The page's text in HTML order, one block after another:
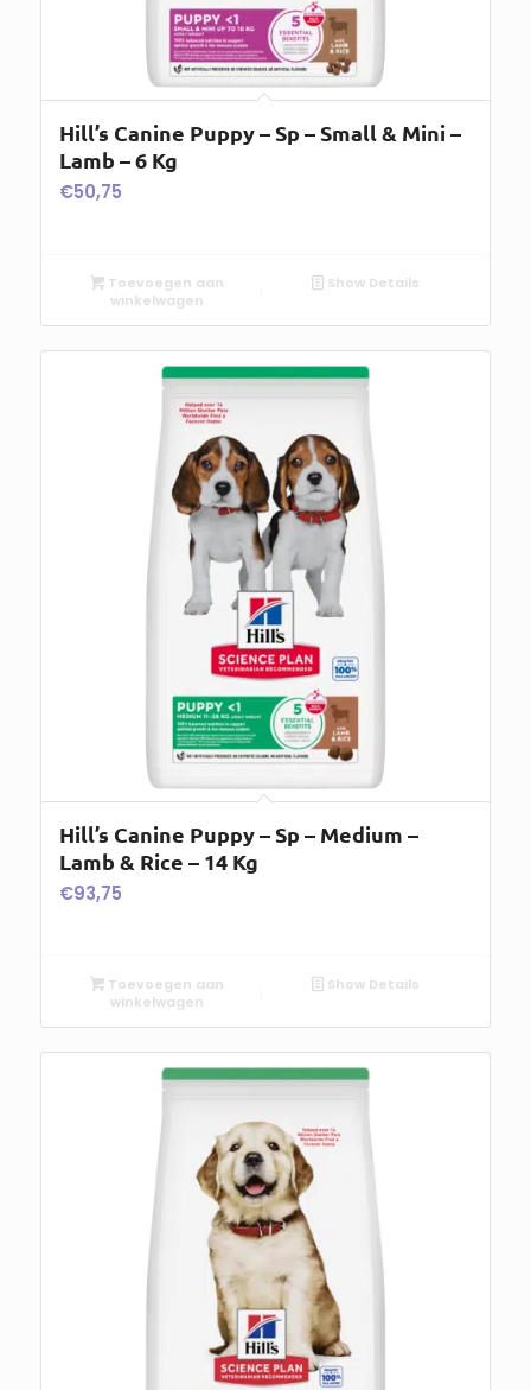
Hill’s Canine Puppy – Sp – Small & Mini –
Lamb – 6 Kg
€50,75
Toevoegen aan
winkelwagen
Show Details
Hill’s Canine Puppy – Sp – Medium –
Lamb & Rice – 14 Kg
€93,75
Toevoegen aan
winkelwagen
Show Details